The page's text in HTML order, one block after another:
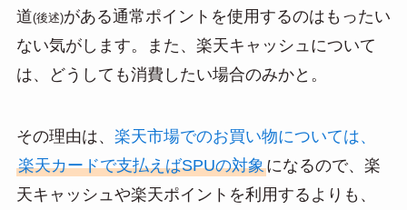
道(後述)がある通常ポイントを使用するのはもったい
ない気がします。また、楽天キャッシュについて
は、どうしても消費したい場合のみかと。
その理由は、 楽天市場でのお買い物については、
楽天カードで支払えばSPUの対象になるので、楽
天キャッシュや楽天ポイントを利用するよりも、